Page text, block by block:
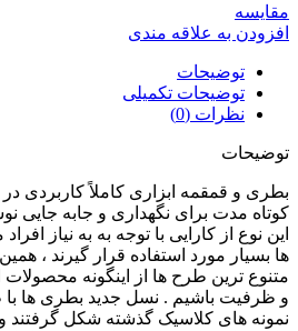
مقايسه
افزودن به علاقه مندی
توضیحات
توضیحات تکمیلی
نظرات (0)
توضیحات
بطری و قمقمه ابزاری کاملاً کاربردی
کوتاه مدت برای نگهداری و جابه جایی
این نوع از کارایی با توجه به به نیاز
ها بسیار مورد استفاده قرار گیرند ،
متنوع ترین طرح ها از اینگونه
و ظرفیت باشیم . نسل جدید بطری ها با
نمونه های کلاسیک گذشته شکل گرفتند و